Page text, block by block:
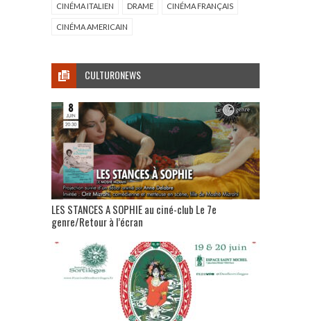
CINÉMA ITALIEN DRAME CINÉMA FRANÇAIS
CINÉMA AMERICAIN
CULTURONEWS
LES STANCES A SOPHIE au ciné-club Le 7e
genre/Retour à l’écran